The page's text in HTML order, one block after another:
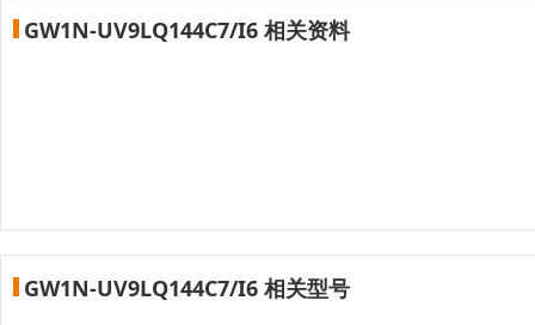
GW1N-UV9LQ144C7/I6 相关资料
GW1N-UV9LQ144C7/I6 相关型号